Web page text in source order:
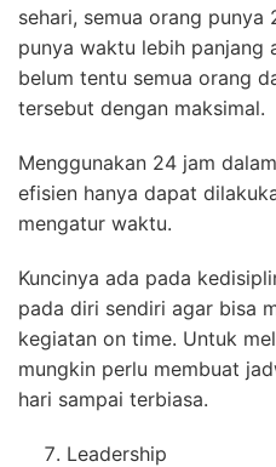
sehari, semua orang punya
punya waktu lebih panjang
belum tentu semua orang
tersebut dengan maksimal.
Menggunakan 24 jam
efisien hanya dapat
mengatur waktu.
Kuncinya ada pada
pada diri sendiri agar bisa
kegiatan on time. Untuk
mungkin perlu membuat
hari sampai terbiasa.
Leadership